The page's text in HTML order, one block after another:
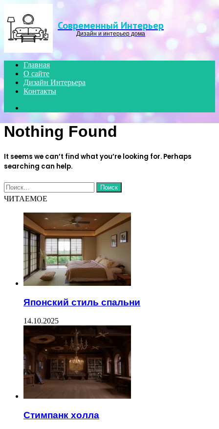
Современный Интерьер
Дизайн и интерьер дома
Главная
О сайте
Дизайн Интерьера
Контакты
Nothing Found
It seems we can’t find what you’re looking for. Perhaps
searching can help.
Найти:
ЧИТАЕМОЕ
Японский стиль спальни
14.10.2025
Стимпанк холла